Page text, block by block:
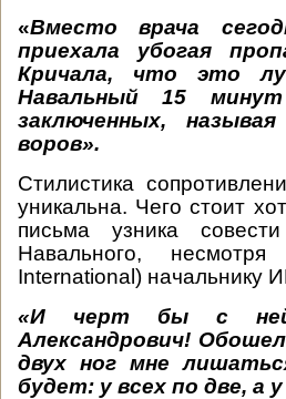
«Вместо врача
приехала убогая
Кричала, что это
Навальный 15
заключенных,
воров».
Стилистика
уникальна. Чего стоит
письма узника
Навального,
International) начальнику
«И черт бы с ней,
Александрович!
двух ног мне
будет: у всех по две, а